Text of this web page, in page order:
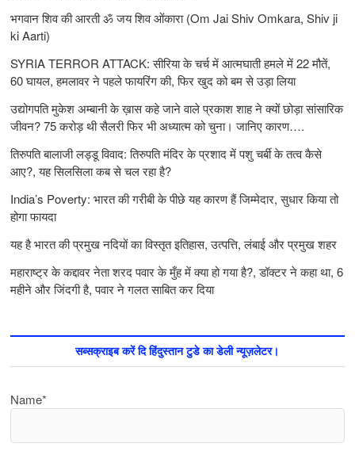
भगवान शिव की आरती ॐ जय शिव ओंकारा (Om Jai Shiv Omkara, Shiv ji
ki Aarti)
SYRIA TERROR ATTACK: सीरिया के चर्च में आत्मघाती हमले में 22 मौतें,
60 घायल, हमलावर ने पहले फायरिंग की, फिर खुद को बम से उड़ा लिया
उद्योगपति मुकेश अम्बानी के ख़ास कहे जाने वाले प्रकाश शाह ने क्यों छोड़ा सांसारिक
जीवन? 75 करोड़ थी सैलरी फिर भी अध्यात्म को चुना। जानिए कारण….
तिरुपति बालाजी लड्डू विवाद: तिरुपति मंदिर के प्रशाद में पशु चर्बी के तत्‍व कैसे
आए?, यह सिलसिला कब से चल रहा है?
India’s Poverty: भारत की गरीबी के पीछे यह कारण हैं जिम्‍मेदार, सुधार किया तो
होगा फायदा
यह है भारत की प्रमुख नदियों का विस्तृत इतिहास, उत्पत्ति, लंबाई और प्रमुख शहर
महाराष्ट्र के कद्दावर नेता शरद पवार के मुँह में क्या हो गया है?, डॉक्टर ने कहा था, 6
महीने और जिंदगी है, पवार ने गलत साबित कर दिया
सब्सक्राइब करें दि हिंदुस्तान टुडे का डेली न्यूज़लेटर।
Name*